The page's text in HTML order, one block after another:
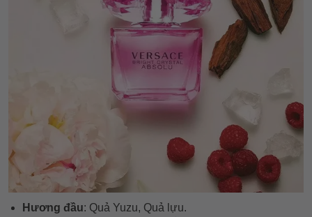
Hương đầu: Quả Yuzu, Quả lựu.